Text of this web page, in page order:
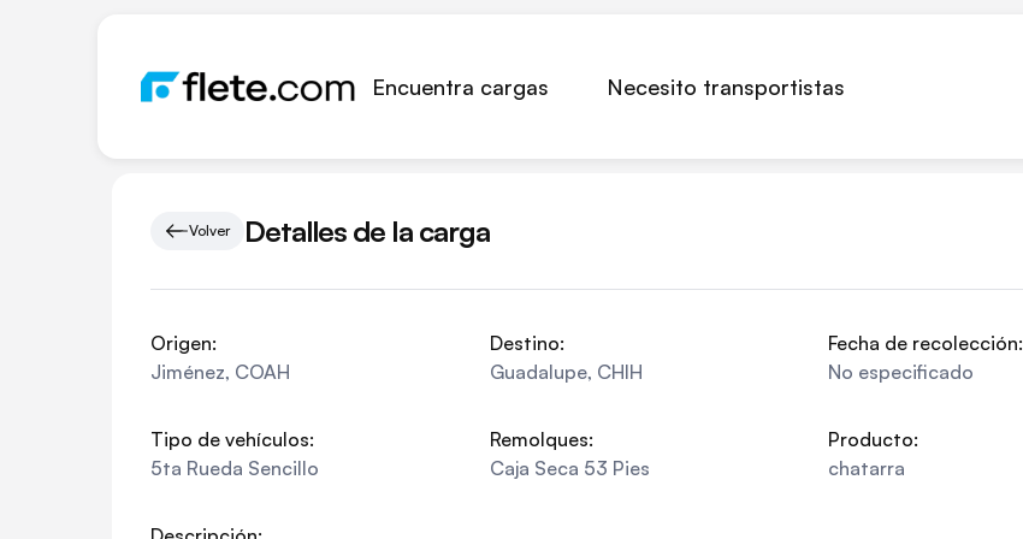
Encuentra cargas Necesito transportistas
Volver Detalles de la carga
Origen:
Jiménez, COAH
Destino:
Guadalupe, CHIH
Fecha de recolección:
No especificado
Tipo de vehículos:
5ta Rueda Sencillo
Remolques:
Caja Seca 53 Pies
Producto:
chatarra